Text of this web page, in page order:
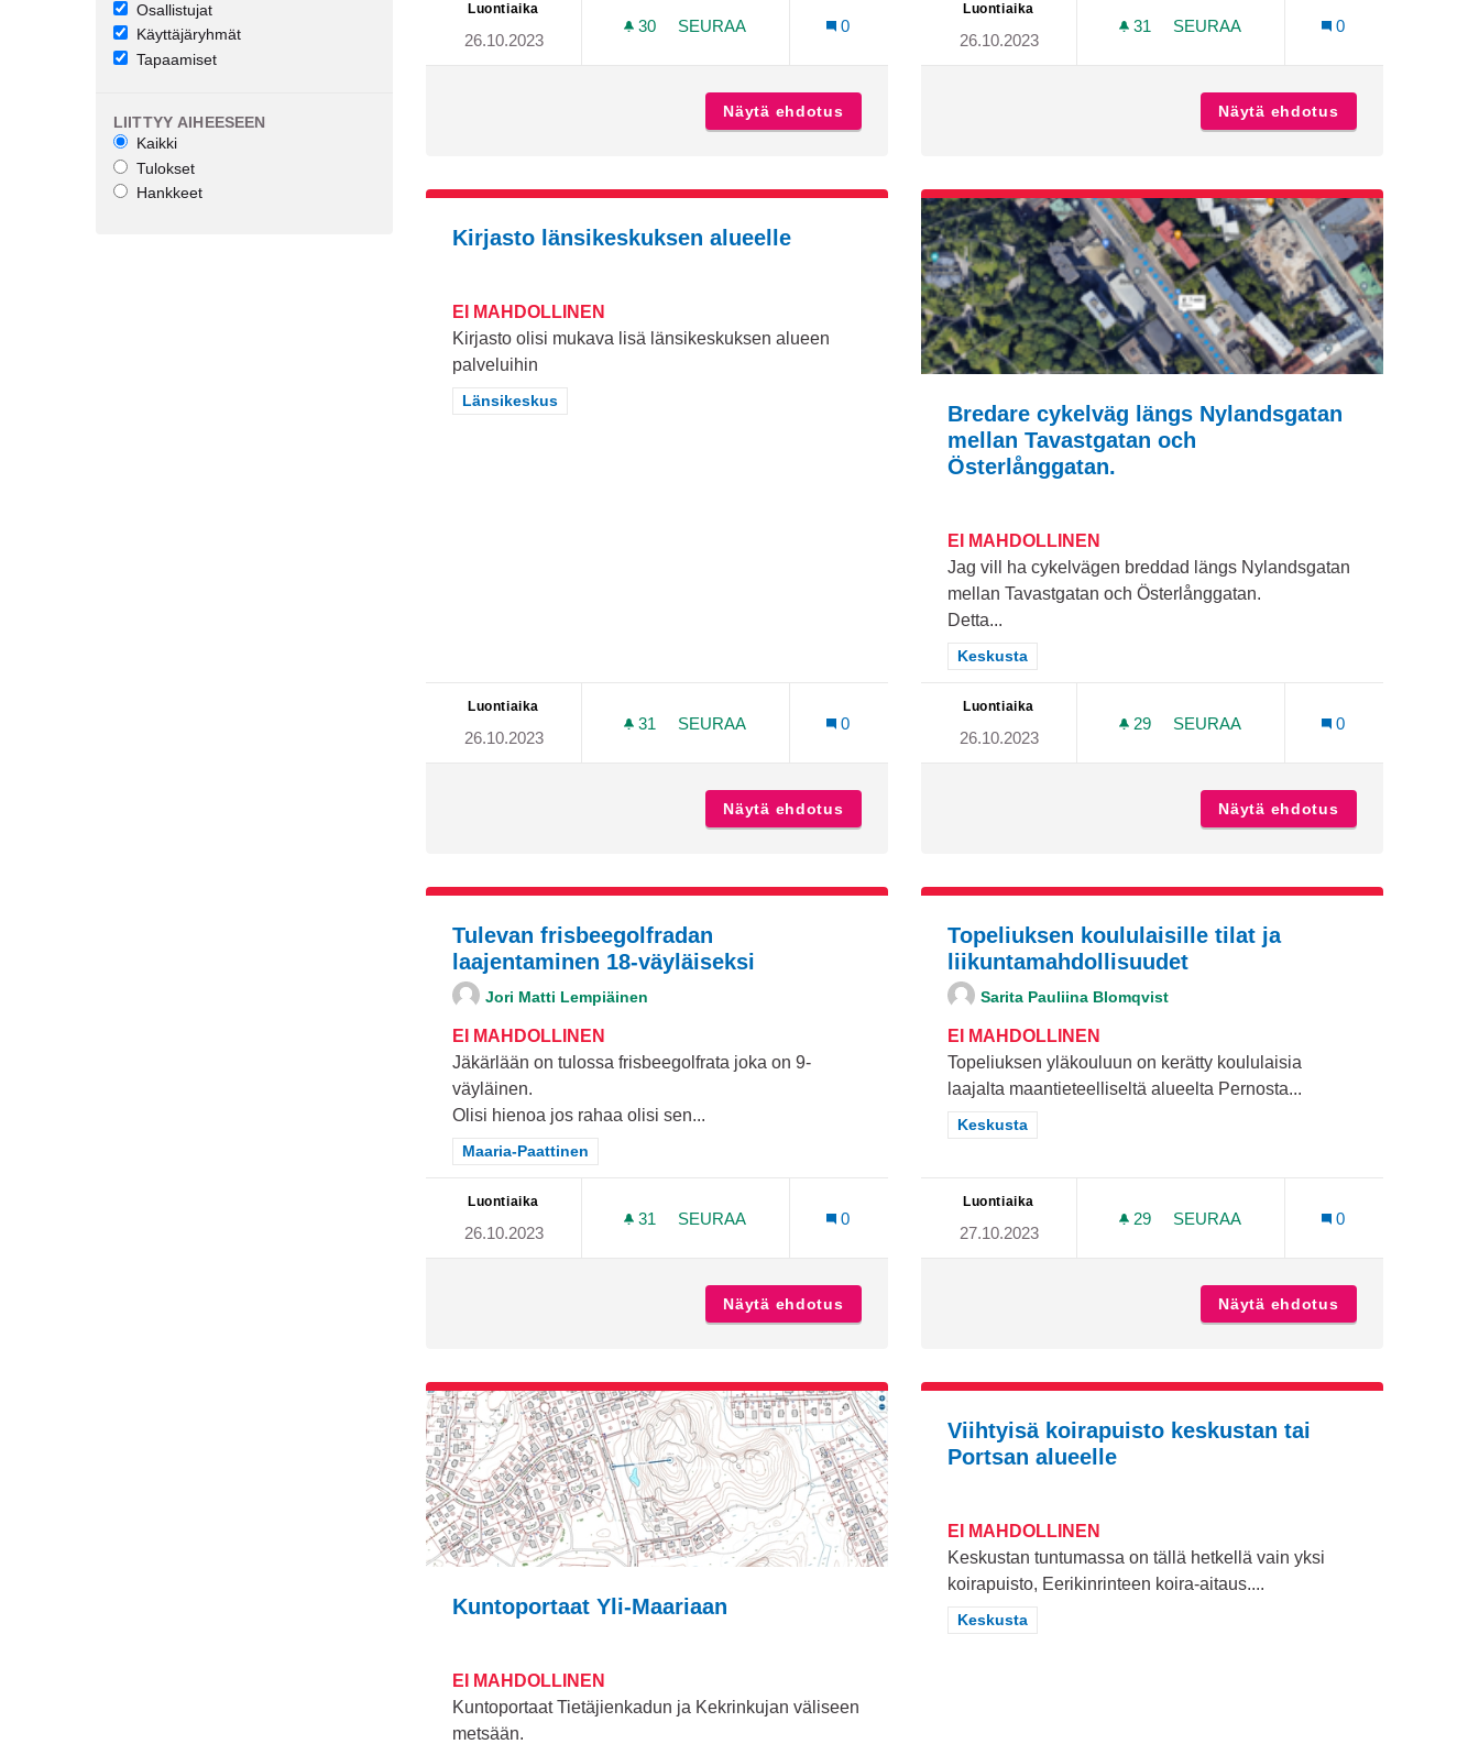
Osallistujat
Käyttäjäryhmät
Tapaamiset
LIITTYY AIHEESEEN
Kaikki
Tulokset
Hankkeet
Luontiaika
26.10.2023
30 30 SEURAAJAA
SEURAA
VALVOTTU/OHJATTU NUORISOTILA MARTIN ALUEELLE
0
Näytä ehdotus
Luontiaika
26.10.2023
31 31 SEURAAJAA
SEURAA
0
Näytä ehdotus
Kirjasto länsikeskuksen alueelle
EI MAHDOLLINEN
Kirjasto olisi mukava lisä länsikeskuksen alueen
palveluihin
Rajaa tulokset teeman mukaan: Länsikeskus
Länsikeskus
Luontiaika
26.10.2023
31 31 SEURAAJAA
SEURAA
KIRJASTO LÄNSIKESKUKSEN ALUEELLE
0
Näytä ehdotus
Bredare cykelväg längs Nylandsgatan
mellan Tavastgatan och
Österlånggatan.
EI MAHDOLLINEN
Jag vill ha cykelvägen breddad längs Nylandsgatan
mellan Tavastgatan och Österlånggatan.
Detta...
Rajaa tulokset teeman mukaan: Keskusta
Keskusta
Luontiaika
26.10.2023
29 29 SEURAAJAA
SEURAA
0
Näytä ehdotus
Tulevan frisbeegolfradan
laajentaminen 18-väyläiseksi
Jori Matti Lempiäinen
EI MAHDOLLINEN
Jäkärlään on tulossa frisbeegolfrata joka on 9-
väyläinen.
Olisi hienoa jos rahaa olisi sen...
Rajaa tulokset teeman mukaan: Maaria-Paattinen
Maaria-Paattinen
Luontiaika
26.10.2023
31 31 SEURAAJAA
SEURAA
TULEVAN FRISBEEGOLFRADAN LAAJENTAMINEN 18-VÄYLÄISEKSI
0
Näytä ehdotus Tulevan frisbeegolfradan laajentaminen 18-väyläiseksi
Topeliuksen koululaisille tilat ja
liikuntamahdollisuudet
Sarita Pauliina Blomqvist
EI MAHDOLLINEN
Topeliuksen yläkouluun on kerätty koululaisia
laajalta maantieteelliseltä alueelta Pernosta...
Rajaa tulokset teeman mukaan: Keskusta
Keskusta
Luontiaika
27.10.2023
29 29 SEURAAJAA
SEURAA
0
Näytä ehdotus
Kuntoportaat Yli-Maariaan
EI MAHDOLLINEN
Kuntoportaat Tietäjienkadun ja Kekrinkujan väliseen
metsään.
Viihtyisä koirapuisto keskustan tai
Portsan alueelle
EI MAHDOLLINEN
Keskustan tuntumassa on tällä hetkellä vain yksi
koirapuisto, Eerikinrinteen koira-aitaus....
Rajaa tulokset teeman mukaan: Keskusta
Keskusta